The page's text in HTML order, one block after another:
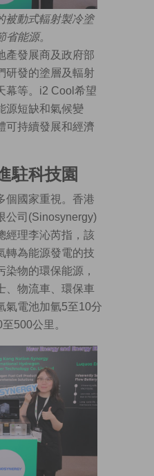
被動式輻射製冷塗
能源。
產發展商及政府部
研發的塗層及輻射
幕等。i2 Cool希望
源短缺和氣候變
可持續發展和經濟
駐科技園
個國家重視。香港
公司(Sinosynergy)
經理李沁芮指，該
轉為能源發電的技
物的環保能源，
、物流車、環保車
氣電池加氫5至10分
500公里。